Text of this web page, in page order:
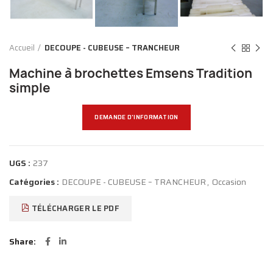
Accueil DECOUPE - CUBEUSE – TRANCHEUR
Machine à brochettes Emsens Tradition
simple
DEMANDE D'INFORMATION
UGS : 237
Catégories : DECOUPE - CUBEUSE – TRANCHEUR, Occasion
TÉLÉCHARGER LE PDF
Share